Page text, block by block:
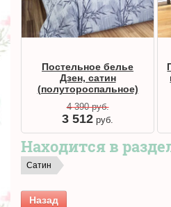
Постельное белье
Дзен, сатин
(полутороспальное)
4 390руб.
3 512 руб.
Находится в
Сатин
Назад